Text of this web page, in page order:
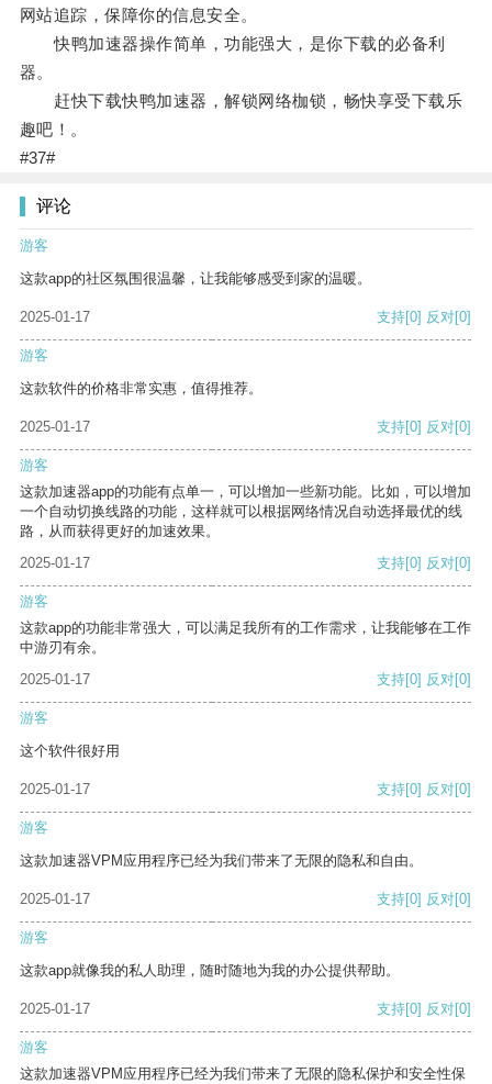
网站追踪，保障你的信息安全。
快鸭加速器操作简单，功能强大，是你下载的必备利
器。
赶快下载快鸭加速器，解锁网络枷锁，畅快享受下载乐
趣吧！。
#37#
评论
游客
这款app的社区氛围很温馨，让我能够感受到家的温暖。
2025-01-17 支持[0] 反对[0]
游客
这款软件的价格非常实惠，值得推荐。
2025-01-17 支持[0] 反对[0]
游客
这款加速器app的功能有点单一，可以增加一些新功能。比如，可以增加
一个自动切换线路的功能，这样就可以根据网络情况自动选择最优的线
路，从而获得更好的加速效果。
2025-01-17
支持[0] 反对[0]
游客
这款app的功能非常强大，可以满足我所有的工作需求，让我能够在工作
中游刃有余。
2025-01-17
支持[0] 反对[0]
游客
这个软件很好用
2025-01-17 支持[0] 反对[0]
游客
这款加速器VPM应用程序已经为我们带来了无限的隐私和自由。
2025-01-17 支持[0] 反对[0]
游客
这款app就像我的私人助理，随时随地为我的办公提供帮助。
2025-01-17 支持[0] 反对[0]
游客
这款加速器VPM应用程序已经为我们带来了无限的隐私保护和安全性保